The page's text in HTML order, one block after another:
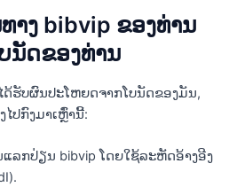
າງ bibvip ຂອງທ່ານ
ນັດຂອງທ່ານ
ດ້ຮັບຜົນປະໂຫຍດຈາກໂບນັດຂອງມັນ,
ປກົງມາເຫຼົ່ານີ້:
ລກປ່ຽນ bibvip ໂດຍໃຊ້ລະຫັດອ້າງອີງ